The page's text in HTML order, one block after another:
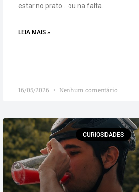
estar no prato… ou na falta…
LEIA MAIS »
16/05/2026 Nenhum comentário
CURIOSIDADES